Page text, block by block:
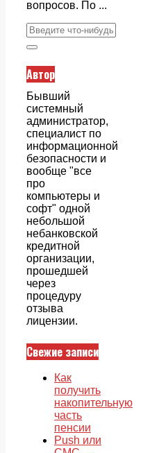
вопросов. По ...
Автор
Бывший
системный
администратор,
специалист по
информационной
безопасности и
вообще "все
про
компьютеры и
софт" одной
небольшой
небанковской
кредитной
организации,
прошедшей
через
процедуру
отзыва
лицензии.
Свежие записи
Как
получить
накопительную
часть
пенсии
Push или